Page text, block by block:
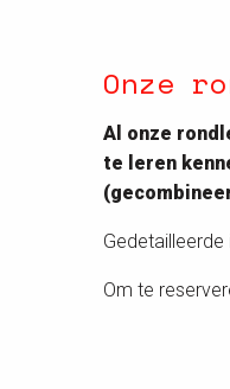
Onze
Al onze
te leren
Om te